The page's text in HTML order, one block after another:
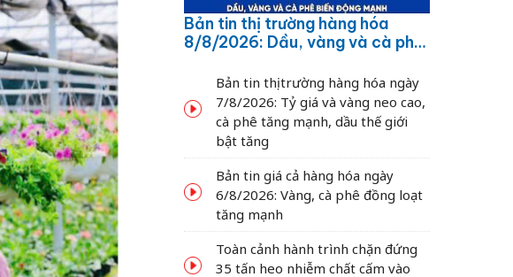
Bản tin thị trường hàng hóa
8/8/2026: Dầu, vàng và cà phê
Bản tin thị trường hàng hóa ngày
7/8/2026: Tỷ giá và vàng neo cao,
cà phê tăng mạnh, dầu thế giới
bật tăng
Bản tin giá cả hàng hóa ngày
6/8/2026: Vàng, cà phê đồng loạt
tăng mạnh
Toàn cảnh hành trình chặn đứng
35 tấn heo nhiễm chất cấm vào